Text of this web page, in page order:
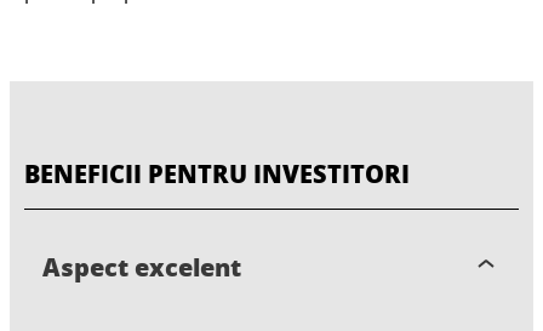
BENEFICII PENTRU INVESTITORI
Aspect excelent